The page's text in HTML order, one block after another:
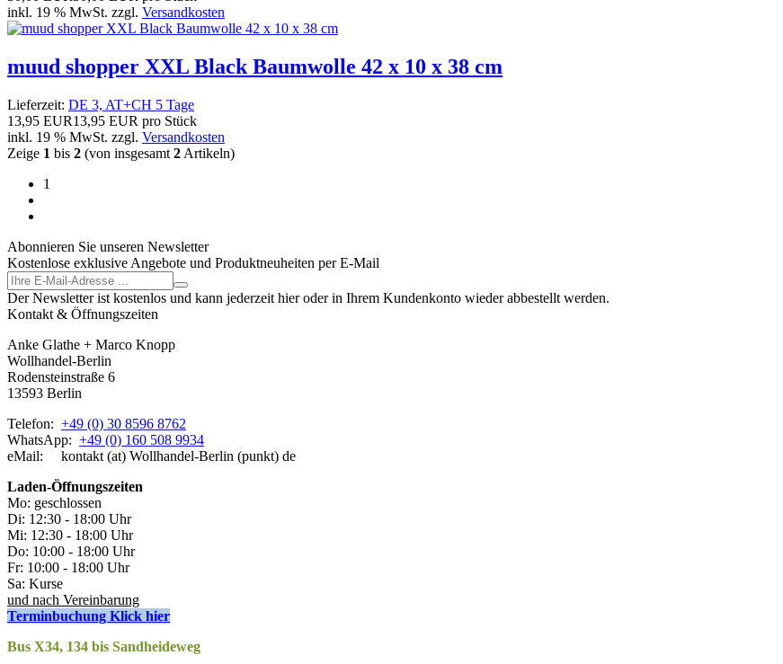
inkl. 19 % MwSt. zzgl. Versandkosten
muud shopper XXL Black Baumwolle 42 x 10 x 38 cm
Lieferzeit: DE 3, AT+CH 5 Tage
13,95 EUR13,95 EUR pro Stück
inkl. 19 % MwSt. zzgl. Versandkosten
Zeige 1 bis 2 (von insgesamt 2 Artikeln)
1
Abonnieren Sie unseren Newsletter
Kostenlose exklusive Angebote und Produktneuheiten per E-Mail
Der Newsletter ist kostenlos und kann jederzeit hier oder in Ihrem Kundenkonto wieder abbestellt werden.
Kontakt & Öffnungszeiten
Anke Glathe + Marco Knopp
Wollhandel-Berlin
Rodensteinstraße 6
13593 Berlin
Telefon: +49 (0) 30 8596 8762
WhatsApp: +49 (0) 160 508 9934
eMail: kontakt (at) Wollhandel-Berlin (punkt) de
Laden-Öffnungszeiten
Mo: geschlossen
Di: 12:30 - 18:00 Uhr
Mi: 12:30 - 18:00 Uhr
Do: 10:00 - 18:00 Uhr
Fr: 10:00 - 18:00 Uhr
Sa: Kurse
und nach Vereinbarung
Terminbuchung Klick hier
Bus X34, 134 bis Sandheideweg